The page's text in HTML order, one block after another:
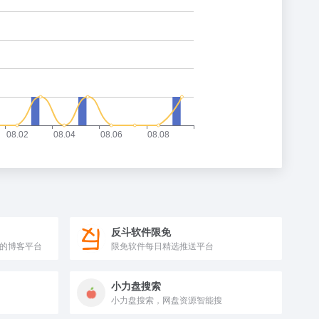
博客平台
反斗软件限免
限免软件每日精选推送平台
小力盘搜索
小力盘搜索，网盘资源智能搜